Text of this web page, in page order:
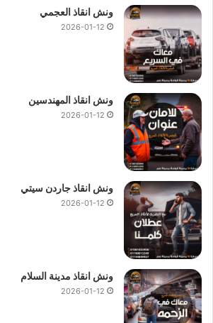
ونش انقاذ العجمي
2026-01-12
ونش انقاذ المهندسين
2026-01-12
ونش انقاذ جاردن سيتي
2026-01-12
ونش انقاذ مدينة السلام
2026-01-12